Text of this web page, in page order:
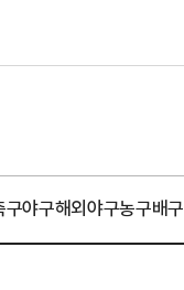
구야구해외야구농구배구